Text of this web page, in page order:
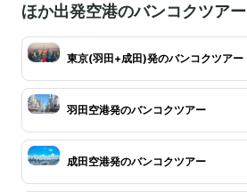
ほか出発空港のバンコクツアー
東京(羽田+成田)発のバンコクツアー
羽田空港発のバンコクツアー
成田空港発のバンコクツアー